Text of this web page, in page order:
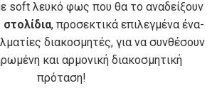
soft λευκό φως που θα το αναδείξουν
στολίδια, προσεκτικά επιλεγμένα ένα-
διακοσμητές, για να συνθέσουν
και αρμονική διακοσμητική
πρόταση!